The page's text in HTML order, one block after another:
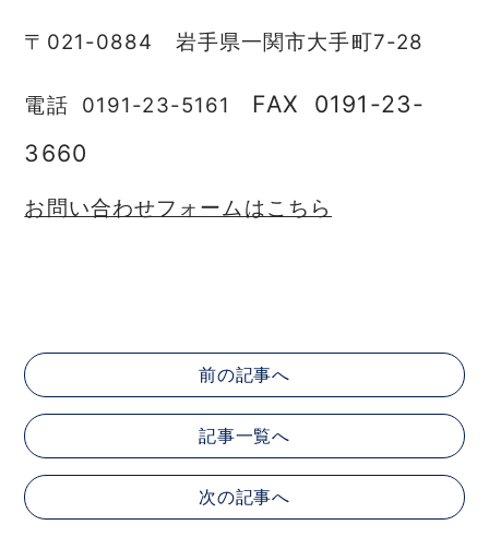
〒021-0884 岩手県一関市大手町7-28
電話 0191-23-5161 FAX 0191-23-
3660
お問い合わせフォームはこちら
前の記事へ
記事一覧へ
次の記事へ